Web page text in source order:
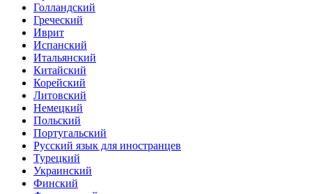
Голландский
Греческий
Иврит
Испанский
Итальянский
Китайский
Корейский
Литовский
Немецкий
Польский
Португальский
Русский язык для иностранцев
Турецкий
Украинский
Финский